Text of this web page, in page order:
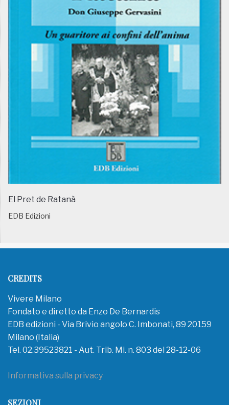
El Pret de Ratanà
EDB Edizioni
CREDITS
Vivere Milano
Fondato e diretto da Enzo De Bernardis
EDB edizioni - Via Brivio angolo C. Imbonati, 89 20159
Milano (Italia)
Tel. 02.39523821 - Aut. Trib. Mi. n. 803 del 28-12-06
Informativa sulla privacy
SEZIONI